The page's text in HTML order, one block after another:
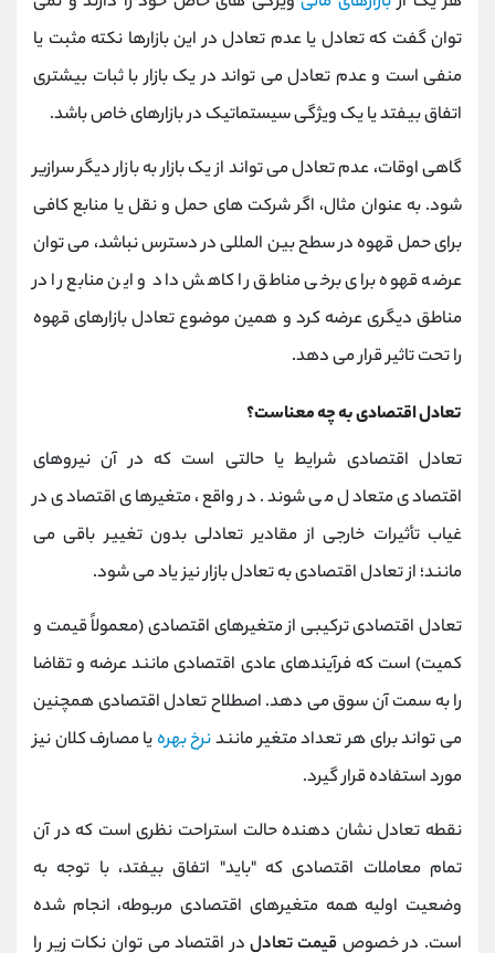
توان گفت که تعادل یا عدم تعادل در این بازارها نکته مثبت یا
منفی است و عدم تعادل می تواند در یک بازار با ثبات بیشتری
اتفاق بیفتد یا یک ویژگی سیستماتیک در بازارهای خاص باشد.
گاهی اوقات، عدم تعادل می تواند از یک بازار به بازار دیگر سرازیر
شود. به عنوان مثال، اگر شرکت های حمل و نقل یا منابع کافی
برای حمل قهوه در سطح بین المللی در دسترس نباشد، می توان
عرضه قهوه برای برخی مناطق را کاهش داد و این منابع را در
مناطق دیگری عرضه کرد و همین موضوع تعادل بازارهای قهوه
را تحت تاثیر قرار می دهد.
تعادل اقتصادی به چه معناست؟
تعادل اقتصادی شرایط یا حالتی است که در آن نیروهای
اقتصادی متعادل می شوند. در واقع، متغیرهای اقتصادی در
غیاب تأثیرات خارجی از مقادیر تعادلی بدون تغییر باقی می
مانند؛ از تعادل اقتصادی به تعادل بازار نیز یاد می شود.
تعادل اقتصادی ترکیبی از متغیرهای اقتصادی (معمولاً قیمت و
کمیت) است که فرآیندهای عادی اقتصادی مانند عرضه و تقاضا
را به سمت آن سوق می دهد. اصطلاح تعادل اقتصادی همچنین
می تواند برای هر تعداد متغیر مانندنرخ بهرهیا مصارف کلان نیز
مورد استفاده قرار گیرد.
نقطه تعادل نشان دهنده حالت استراحت نظری است که در آن
تمام معاملات اقتصادی که "باید" اتفاق بیفتد، با توجه به
وضعیت اولیه همه متغیرهای اقتصادی مربوطه، انجام شده
است. در خصوص قیمت تعادلدر اقتصاد می توان نکات زیر را